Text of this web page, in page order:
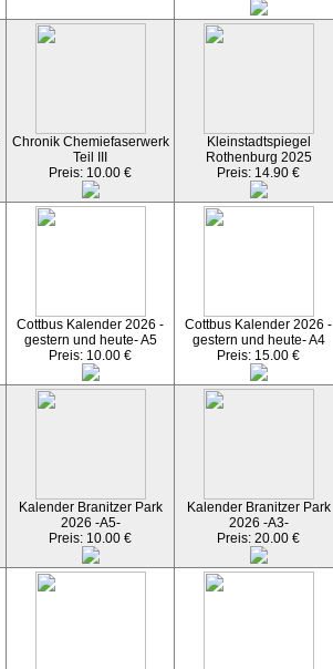
Chronik Chemiefaserwerk
Teil III
Preis: 10.00 €
Kleinstadtspiegel
Rothenburg 2025
Preis: 14.90 €
Cottbus Kalender 2026 -
gestern und heute- A5
Preis: 10.00 €
Cottbus Kalender 2026 -
gestern und heute- A4
Preis: 15.00 €
Kalender Branitzer Park
2026 -A5-
Preis: 10.00 €
Kalender Branitzer Park
2026 -A3-
Preis: 20.00 €